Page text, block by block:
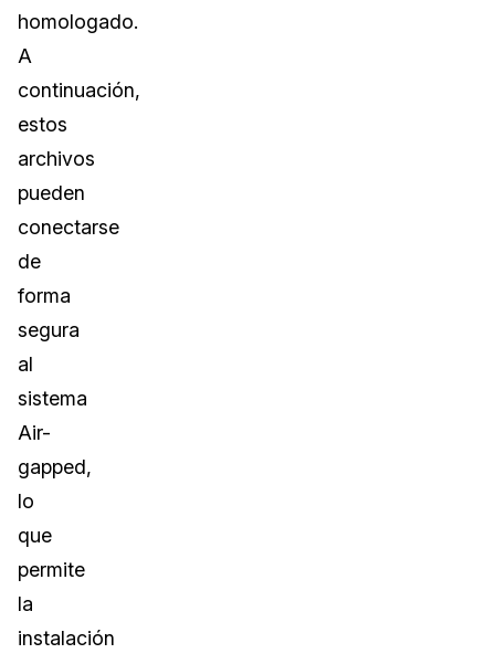
homologado.
A
continuación,
estos
archivos
pueden
conectarse
de
forma
segura
al
sistema
Air-
gapped,
lo
que
permite
la
instalación